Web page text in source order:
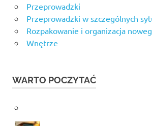
Przeprowadzki
Przeprowadzki w szczególnych
Rozpakowanie i organizacja
Wnętrze
WARTO POCZYTAĆ